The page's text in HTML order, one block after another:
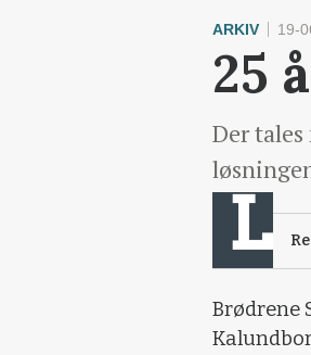
ARKIV 19-
25
Der
Brødrene